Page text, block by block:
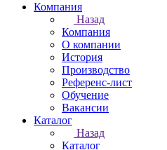
Компания
Назад
Компания
О компании
История
Производство
Референс-лист
Обучение
Вакансии
Каталог
Назад
Каталог